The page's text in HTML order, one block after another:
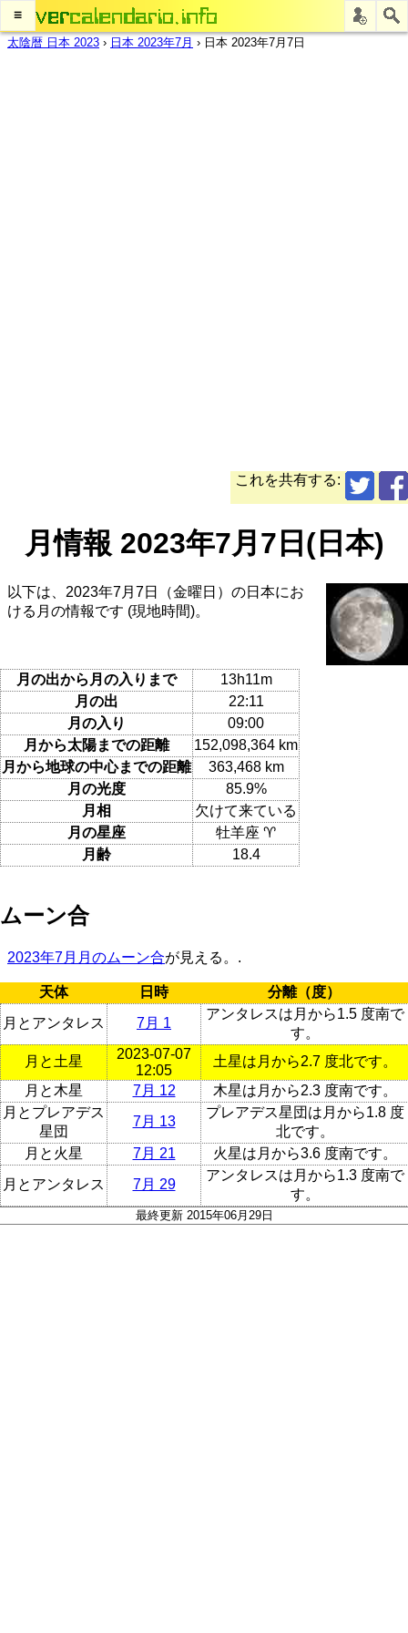
≡
太陰暦 日本 2023 › 日本 2023年7月 › 日本 2023年7月7日
これを共有する:
月情報 2023年7月7日(日本)
以下は、2023年7月7日（金曜日）の日本にお
ける月の情報です (現地時間)。
月の出から月の入りまで
13h11m
月の出
22:11
月の入り
09:00
月から太陽までの距離
152,098,364 km
月から地球の中心までの距離
363,468 km
月の光度
85.9%
月相
欠けて来ている
月の星座
牡羊座 ♈
月齢
18.4
ムーン合
2023年7月月のムーン合が見える。.
天体 日時
分離（度）
月とアンタレス
7月 1
アンタレスは月から1.5 度南で
す。
月と土星
2023-07-07
12:05
土星は月から2.7 度北です。
月と木星
7月 12
木星は月から2.3 度南です。
月とプレアデス
星団
7月 13
プレアデス星団は月から1.8 度
北です。
月と火星
7月 21
火星は月から3.6 度南です。
月とアンタレス
7月 29
アンタレスは月から1.3 度南で
す。
最終更新 2015年06月29日